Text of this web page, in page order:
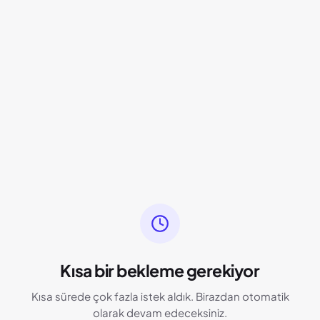
Kısa bir bekleme gerekiyor
Kısa sürede çok fazla istek aldık. Birazdan otomatik
olarak devam edeceksiniz.